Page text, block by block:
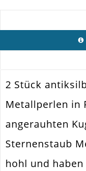
Farbe
Funktion
Spezifikation
Verwendung
2 Stück
Metallperlen in
angerauhten
Sternenstaub
hohl und